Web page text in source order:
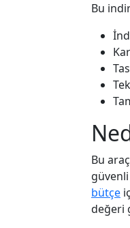
Bu
Bu
bütçe
değeri